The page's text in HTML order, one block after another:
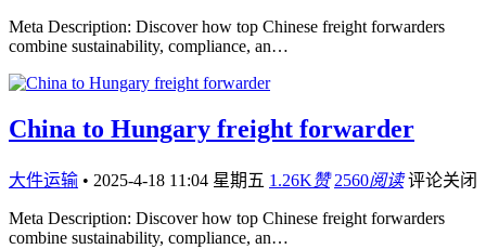
Meta Description: Discover how top Chinese freight forwarders
combine sustainability, compliance, an…
China to Hungary freight forwarder
大件运输 • 2025-4-18 11:04 星期五 1.26K赞 2560阅读 评论关闭
Meta Description: Discover how top Chinese freight forwarders
combine sustainability, compliance, an…